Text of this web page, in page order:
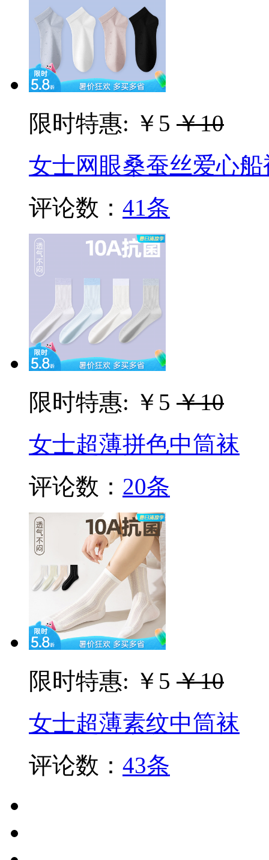
限时特惠: ￥5 ￥10
女士网眼桑蚕丝爱心船
评论数： 41条
限时特惠: ￥5 ￥10
女士超薄拼色中筒袜
评论数： 20条
限时特惠: ￥5 ￥10
女士超薄素纹中筒袜
评论数： 43条